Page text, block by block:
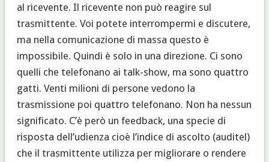
al ricevente. Il ricevente non può reagire sul
trasmittente. Voi potete interrompermi e discutere,
ma nella comunicazione di massa questo è
impossibile. Quindi è solo in una direzione. Ci sono
quelli che telefonano ai talk-show, ma sono quattro
gatti. Venti milioni di persone vedono la
trasmissione poi quattro telefonano. Non ha nessun
significato. C’è però un feedback, una specie di
risposta dell’udienza cioè l’indice di ascolto (auditel)
che il trasmittente utilizza per migliorare o rendere